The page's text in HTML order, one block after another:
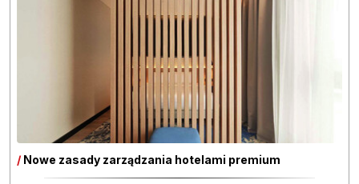
/ Nowe zasady zarządzania hotelami premium